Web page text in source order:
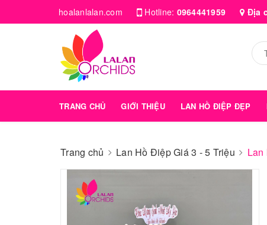
hoalanlalan.com Hotline: 0964441959 Địa
TRANG CHỦ GIỚI THIỆU LAN HỒ ĐIỆP ĐẸP
Trang chủ Lan Hồ Điệp Giá 3 - 5 Triệu Lan